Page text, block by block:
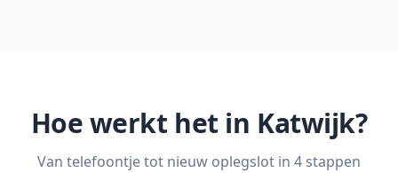
Hoe werkt het in Katwijk?
Van telefoontje tot nieuw oplegslot in 4 stappen